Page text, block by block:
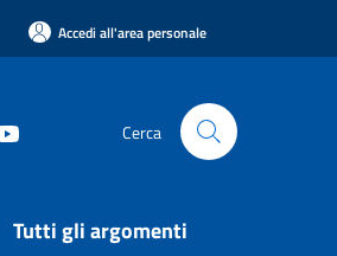
Accedi all'area personale
Cerca
Tutti gli argomenti